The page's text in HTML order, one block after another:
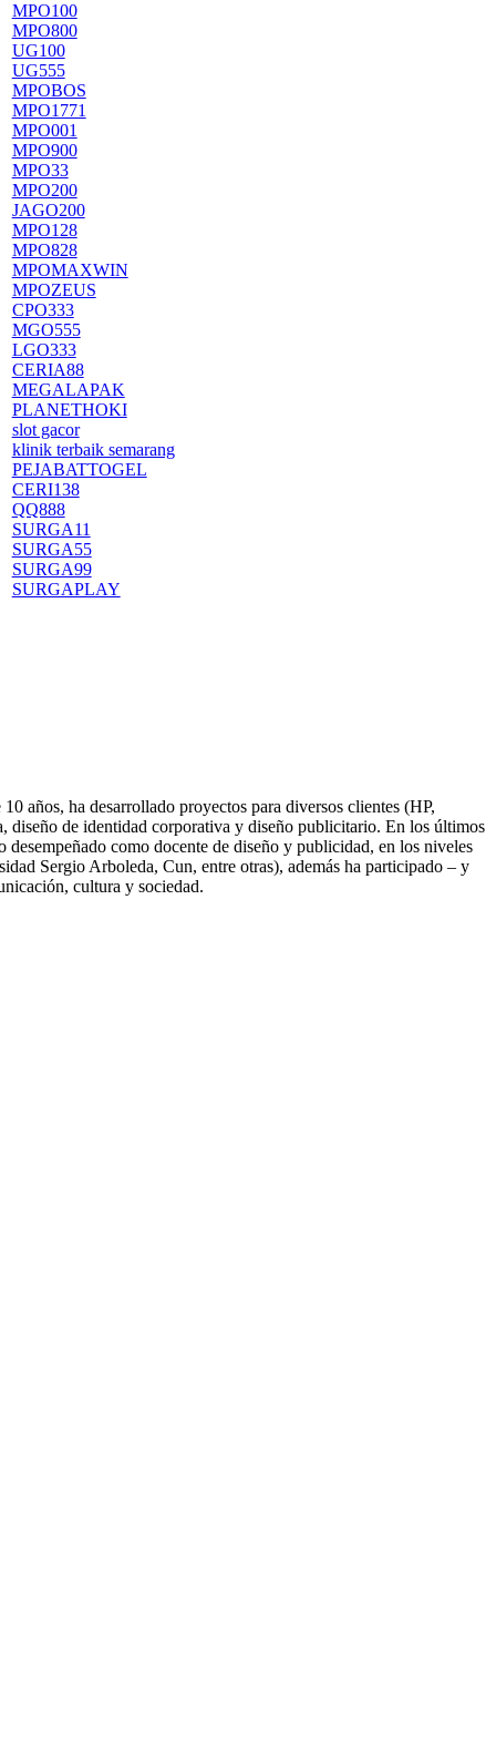
MPO100
MPO800
UG100
UG555
MPOBOS
MPO1771
MPO001
MPO900
MPO33
MPO200
JAGO200
MPO128
MPO828
MPOMAXWIN
MPOZEUS
CPO333
MGO555
LGO333
CERIA88
MEGALAPAK
PLANETHOKI
slot gacor
klinik terbaik semarang
PEJABATTOGEL
CERI138
QQ888
SURGA11
SURGA55
SURGA99
SURGAPLAY
años, ha desarrollado proyectos para diversos clientes (HP,
de identidad corporativa y diseño publicitario. En los últimos
como docente de diseño y publicidad, en los niveles
Sergio Arboleda, Cun, entre otras), además ha participado – y
cultura y sociedad.